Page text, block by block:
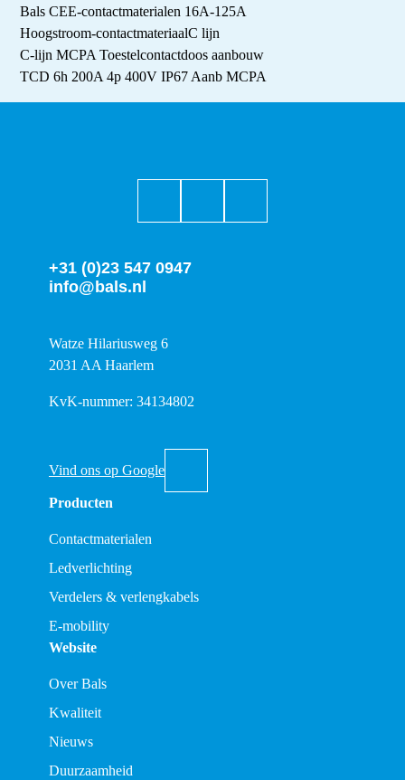
Bals CEE-contactmaterialen 16A-125A
Hoogstroom-contactmateriaalC lijn
C-lijn MCPA Toestelcontactdoos aanbouw
TCD 6h 200A 4p 400V IP67 Aanb MCPA
+31 (0)23 547 0947
info@bals.nl
Watze Hilariusweg 6
2031 AA Haarlem
KvK-nummer: 34134802
Vind ons op Google
Producten
Contactmaterialen
Ledverlichting
Verdelers & verlengkabels
E-mobility
Website
Over Bals
Kwaliteit
Nieuws
Duurzaamheid